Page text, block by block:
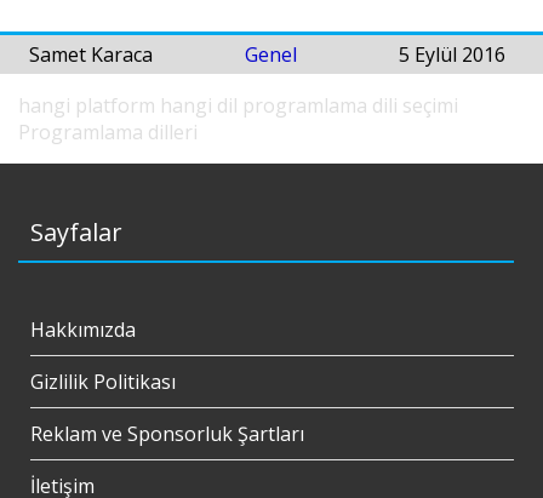
Samet Karaca Genel
5 Eylül 2016
hangi platform hangi dil programlama dili seçimi
Programlama dilleri
Sayfalar
Hakkımızda
Gizlilik Politikası
Reklam ve Sponsorluk Şartları
İletişim